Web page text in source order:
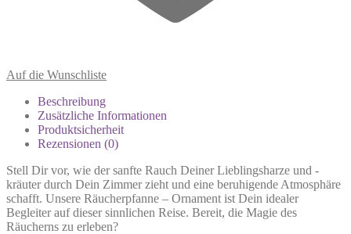
Auf die Wunschliste
Beschreibung
Zusätzliche Informationen
Produktsicherheit
Rezensionen (0)
Stell Dir vor, wie der sanfte Rauch Deiner Lieblingsharze und -
kräuter durch Dein Zimmer zieht und eine beruhigende Atmosphäre
schafft. Unsere Räucherpfanne – Ornament ist Dein idealer
Begleiter auf dieser sinnlichen Reise. Bereit, die Magie des
Räucherns zu erleben?